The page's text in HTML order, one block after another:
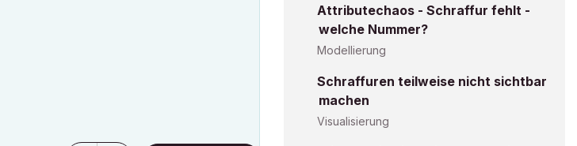
Attributechaos - Schraffur fehlt -
welche Nummer?
Modellierung
Schraffuren teilweise nicht sichtbar
machen
Visualisierung